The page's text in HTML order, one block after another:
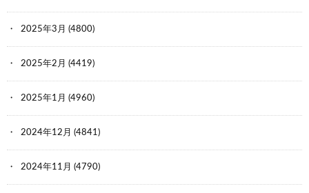
2025年3月 (4800)
2025年2月 (4419)
2025年1月 (4960)
2024年12月 (4841)
2024年11月 (4790)